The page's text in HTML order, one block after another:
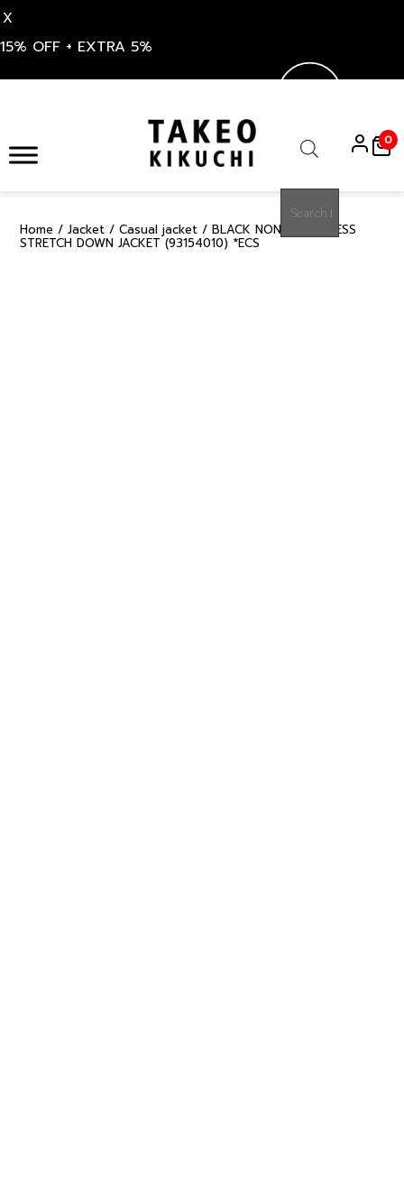
X
15% OFF + EXTRA 5%
content
search
0
Home / Jacket / Casual jacket / BLACK NONE OF STRESS
STRETCH DOWN JACKET (93154010) *ECS